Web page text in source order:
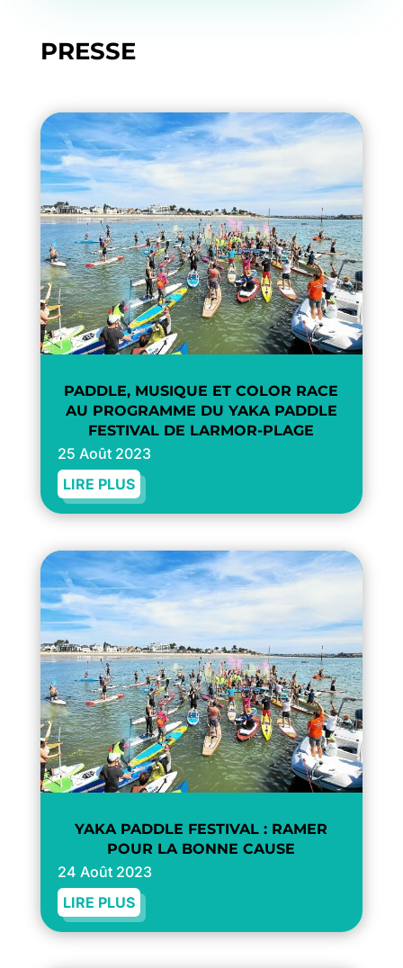
PRESSE
PADDLE, MUSIQUE ET COLOR RACE
AU PROGRAMME DU YAKA PADDLE
FESTIVAL DE LARMOR-PLAGE
25 Août 2023
LIRE PLUS
YAKA PADDLE FESTIVAL : RAMER
POUR LA BONNE CAUSE
24 Août 2023
LIRE PLUS